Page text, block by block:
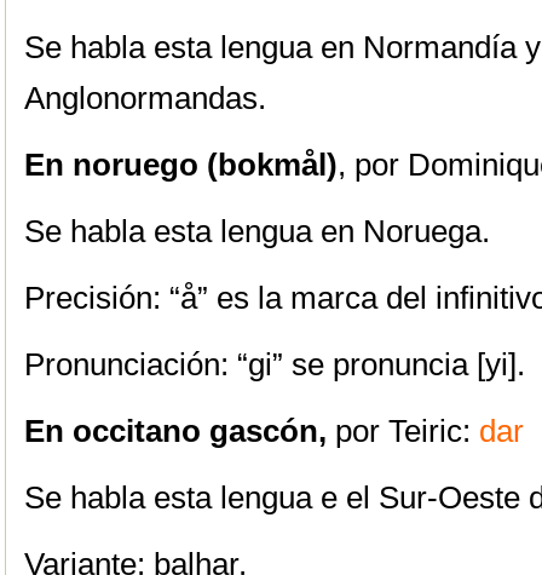
Se habla esta lengua en Normandía
Anglonormandas.
En noruego (bokmål), por
Se habla esta lengua en Noruega.
Precisión: “å” es la marca del
Pronunciación: “gi” se pronuncia [yi].
En occitano gascón, por Teiric: dar
Se habla esta lengua e el Sur-Oeste
Variante: balhar.